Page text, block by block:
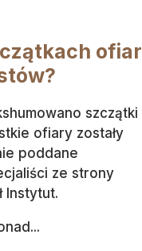
ofiar
szczątki
ofiary zostały
poddane
ze strony
Instytut.